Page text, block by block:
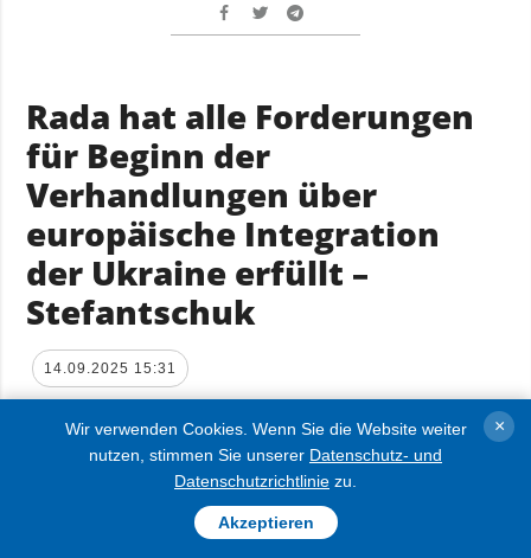
Rada hat alle Forderungen
für Beginn der
Verhandlungen über
europäische Integration
der Ukraine erfüllt –
Stefantschuk
14.09.2025 15:31
Wir verwenden Cookies. Wenn Sie die Website weiter
nutzen, stimmen Sie unserer Datenschutz- und
Datenschutzrichtlinie zu.
Akzeptieren
×